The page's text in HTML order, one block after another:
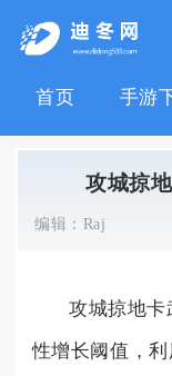
首页 手游
攻城掠
编辑： Raj
攻城掠地卡
性增长阈值，